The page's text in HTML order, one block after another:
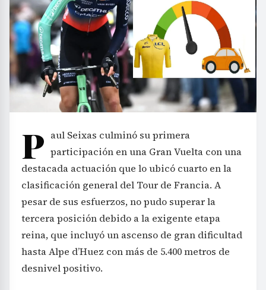
P aul Seixas culminó su primera
participación en una Gran Vuelta con una
destacada actuación que lo ubicó cuarto en la
clasificación general del Tour de Francia. A
pesar de sus esfuerzos, no pudo superar la
tercera posición debido a la exigente etapa
reina, que incluyó un ascenso de gran dificultad
hasta Alpe d’Huez con más de 5.400 metros de
desnivel positivo.